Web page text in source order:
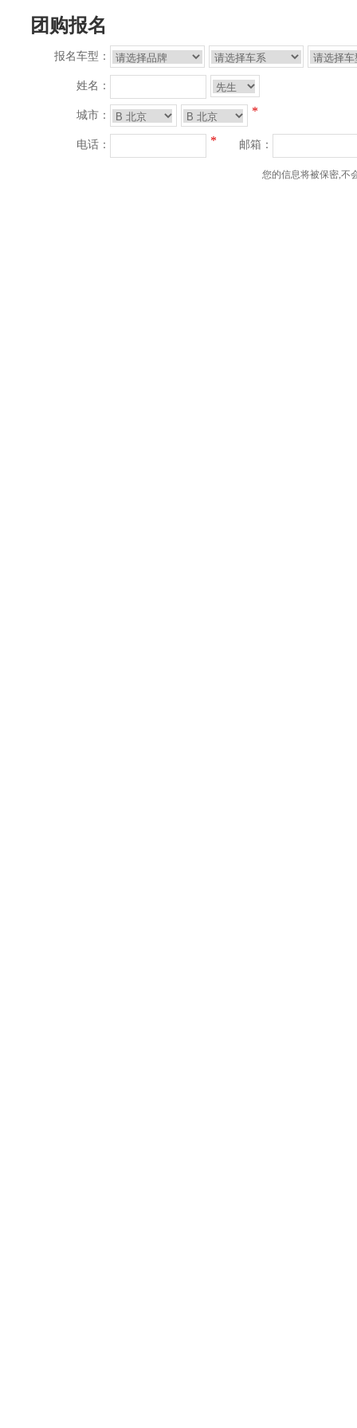
团购报名
报名车型：
姓名：
城市： *
电话： * 邮箱：
您的信息将被保密,不